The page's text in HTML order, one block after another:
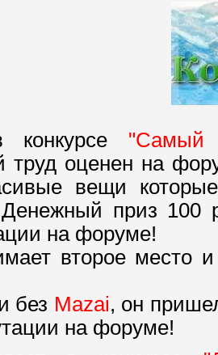
"Самый
труд оценен на
вещи
приз 100
на форуме!
второе место
без Mazai, он
на форуме!